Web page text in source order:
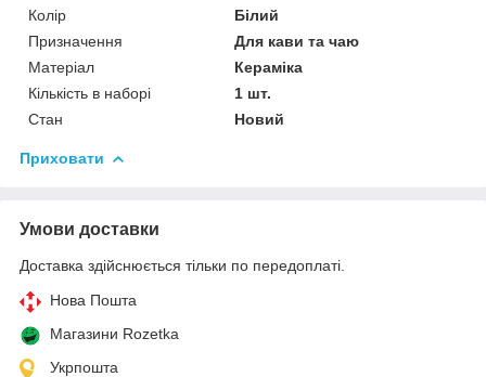
Колір
Білий
Призначення
Для кави та чаю
Матеріал
Кераміка
Кількість в наборі
1 шт.
Стан
Новий
Приховати
Умови доставки
Доставка здійснюється тільки по передоплаті.
Нова Пошта
Магазини Rozetka
Укрпошта